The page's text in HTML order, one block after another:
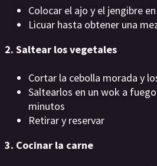
Colocar el ajo y el jengibre
Licuar hasta obtener una
2. Saltear los vegetales
Cortar la cebolla morada y
Saltearlos en un wok a
minutos
Retirar y reservar
3. Cocinar la carne